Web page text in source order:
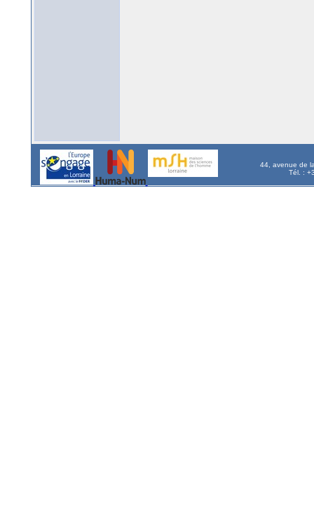
44, avenue de
Tél. :